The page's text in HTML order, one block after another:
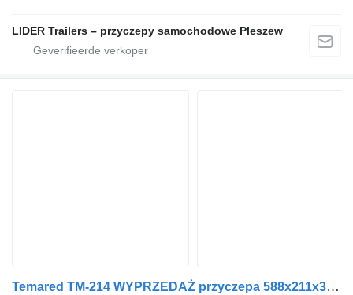
LIDER Trailers – przyczepy samochodowe Pleszew
Temared TM-214 WYPRZEDAŻ przyczepa 588x211x30cm, Carplatform 6021S, lawe